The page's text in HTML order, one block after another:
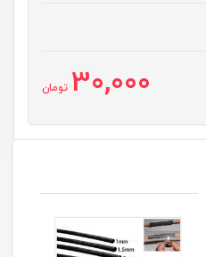
30,000 تومان